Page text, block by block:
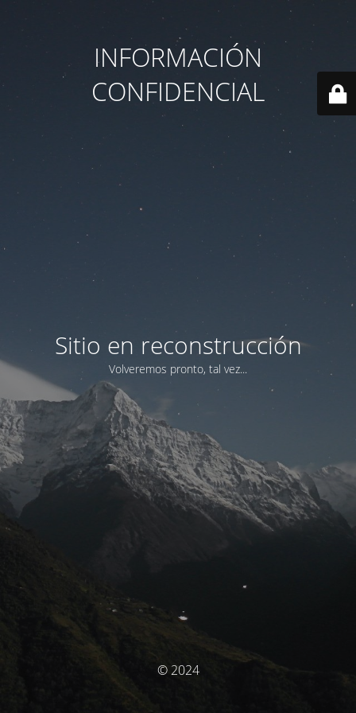
INFORMACIÓN
CONFIDENCIAL
Sitio en reconstrucción
Volveremos pronto, tal vez...
© 2024